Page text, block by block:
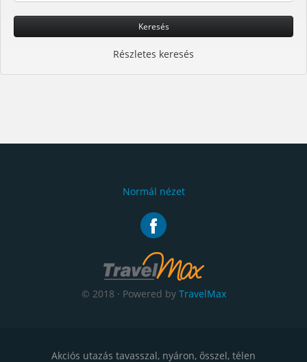
Keresés
Részletes keresés
Normál nézet
© 2018 · Powered by TravelMax
Akciós utazás tavasszal, nyáron, ősszel, télen